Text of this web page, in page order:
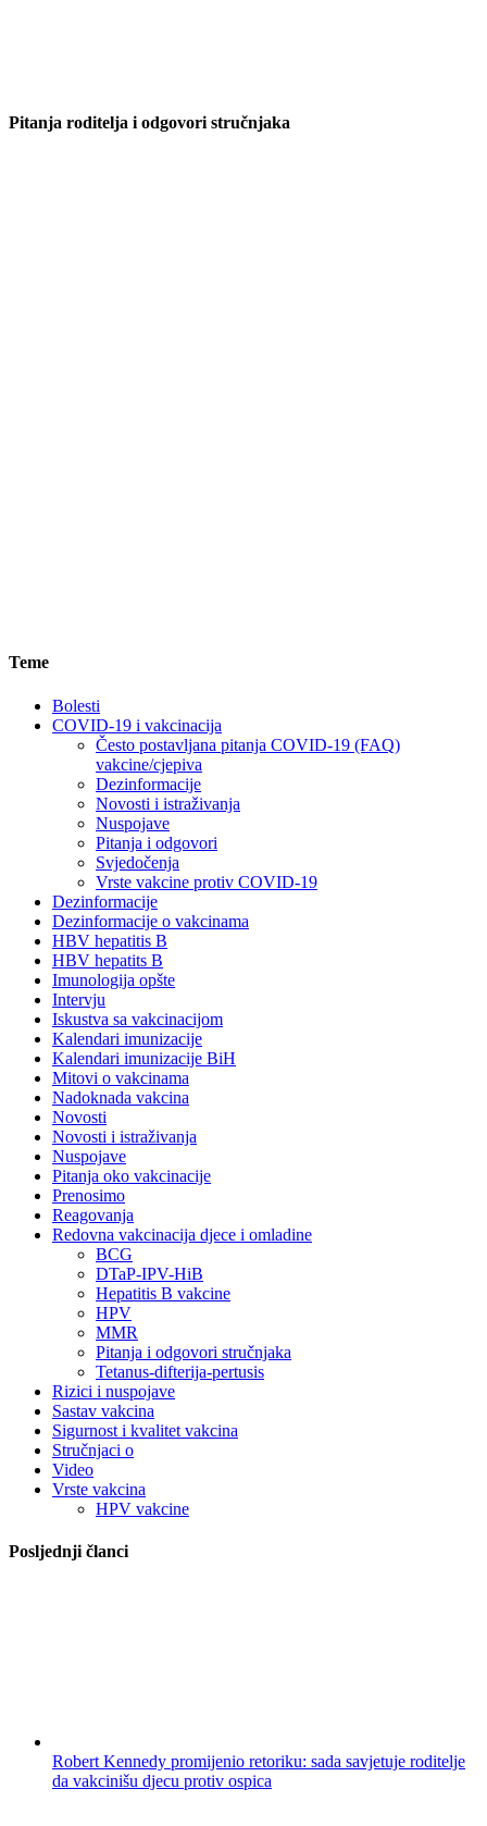
Pitanja roditelja i odgovori stručnjaka
Teme
Bolesti
COVID-19 i vakcinacija
Često postavljana pitanja COVID-19 (FAQ)
vakcine/cjepiva
Dezinformacije
Novosti i istraživanja
Nuspojave
Pitanja i odgovori
Svjedočenja
Vrste vakcine protiv COVID-19
Dezinformacije
Dezinformacije o vakcinama
HBV hepatitis B
HBV hepatits B
Imunologija opšte
Intervju
Iskustva sa vakcinacijom
Kalendari imunizacije
Kalendari imunizacije BiH
Mitovi o vakcinama
Nadoknada vakcina
Novosti
Novosti i istraživanja
Nuspojave
Pitanja oko vakcinacije
Prenosimo
Reagovanja
Redovna vakcinacija djece i omladine
BCG
DTaP-IPV-HiB
Hepatitis B vakcine
HPV
MMR
Pitanja i odgovori stručnjaka
Tetanus-difterija-pertusis
Rizici i nuspojave
Sastav vakcina
Sigurnost i kvalitet vakcina
Stručnjaci o
Video
Vrste vakcina
HPV vakcine
Posljednji članci
Robert Kennedy promijenio retoriku: sada savjetuje roditelje
da vakcinišu djecu protiv ospica